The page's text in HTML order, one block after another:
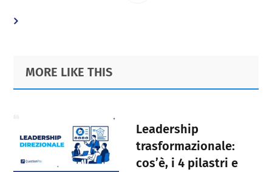
Primary
Sidebar
Footer
MORE LIKE THIS
Leadership
trasformazionale:
cos’è, i 4 pilastri e